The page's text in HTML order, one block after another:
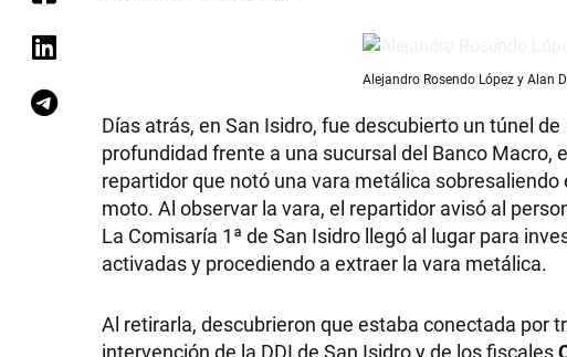
Alejandro Rosendo López y Alan
Días atrás, en San Isidro, fue descubierto un túnel
profundidad frente a una sucursal del Banco Macro,
repartidor que notó una vara metálica
moto. Al observar la vara, el repartidor avisó al
La Comisaría 1ª de San Isidro llegó al lugar para
activadas y procediendo a extraer la vara metálica.
Al retirarla, descubrieron que estaba conectada por
intervención de la DDI de San Isidro y de los fiscales